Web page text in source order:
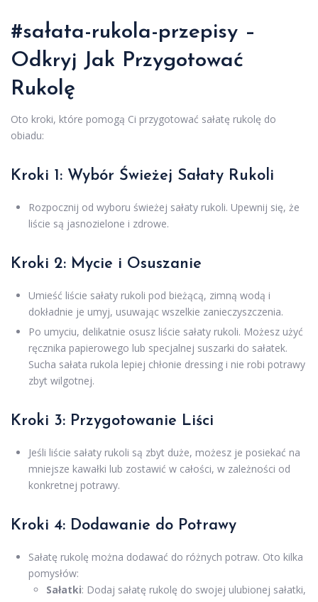
#sałata-rukola-przepisy –
Odkryj Jak Przygotować
Rukolę
Oto kroki, które pomogą Ci przygotować sałatę rukolę do
obiadu:
Kroki 1: Wybór Świeżej Sałaty Rukoli
Rozpocznij od wyboru świeżej sałaty rukoli. Upewnij się, że
liście są jasnozielone i zdrowe.
Kroki 2: Mycie i Osuszanie
Umieść liście sałaty rukoli pod bieżącą, zimną wodą i
dokładnie je umyj, usuwając wszelkie zanieczyszczenia.
Po umyciu, delikatnie osusz liście sałaty rukoli. Możesz użyć
ręcznika papierowego lub specjalnej suszarki do sałatek.
Sucha sałata rukola lepiej chłonie dressing i nie robi potrawy
zbyt wilgotnej.
Kroki 3: Przygotowanie Liści
Jeśli liście sałaty rukoli są zbyt duże, możesz je posiekać na
mniejsze kawałki lub zostawić w całości, w zależności od
konkretnej potrawy.
Kroki 4: Dodawanie do Potrawy
Sałatę rukolę można dodawać do różnych potraw. Oto kilka
pomysłów:
Sałatki: Dodaj sałatę rukolę do swojej ulubionej sałatki,